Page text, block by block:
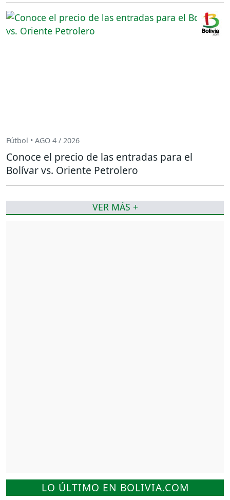
LO ÚLTIMO EN BOLIVIA.COM
Fútbol • AGO 4 / 2026
Conoce el precio de las entradas para el
Bolívar vs. Oriente Petrolero
VER MÁS +